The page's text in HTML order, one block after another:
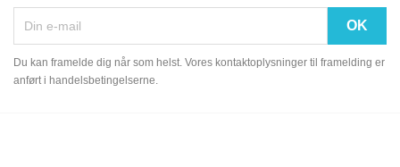
Du kan framelde dig når som helst. Vores kontaktoplysninger til framelding er
anført i handelsbetingelserne.